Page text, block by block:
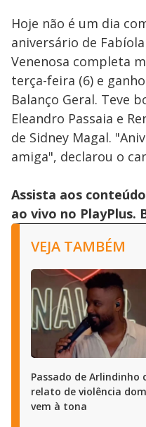
Hoje não é um dia
aniversário de
Venenosa completa
terça-feira (6) e
Balanço Geral. Teve
Eleandro Passaia e
de Sidney Magal.
amiga", declarou o
Assista aos
ao vivo no PlayPlus.
VEJA TAMBÉM
Passado de Arlindinho
relato de violência
vem à tona